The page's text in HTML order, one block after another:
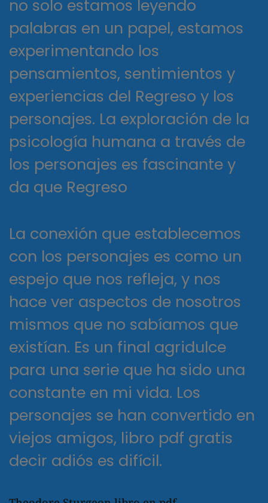
no solo estamos leyendo
palabras en un papel, estamos
experimentando los
pensamientos, sentimientos y
experiencias del Regreso y los
personajes. La exploración de la
psicología humana a través de
los personajes es fascinante y
da que Regreso
La conexión que establecemos
con los personajes es como un
espejo que nos refleja, y nos
hace ver aspectos de nosotros
mismos que no sabíamos que
existían. Es un final agridulce
para una serie que ha sido una
constante en mi vida. Los
personajes se han convertido en
viejos amigos, libro pdf gratis
decir adiós es difícil.